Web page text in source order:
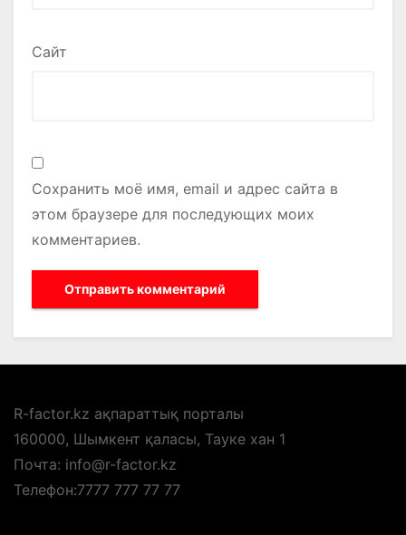
Сайт
Сохранить моё имя, email и адрес сайта в
этом браузере для последующих моих
комментариев.
R-factor.kz ақпараттық порталы
160000, Шымкент қаласы, Тауке хан 1
Почта: info@r-factor.kz
Телефон:7777 777 77 77